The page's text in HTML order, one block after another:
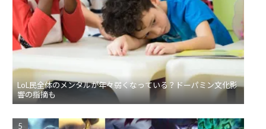
LoL民全体のメンタルが年々弱くなっている？ドーパミン文化影
響の指摘も